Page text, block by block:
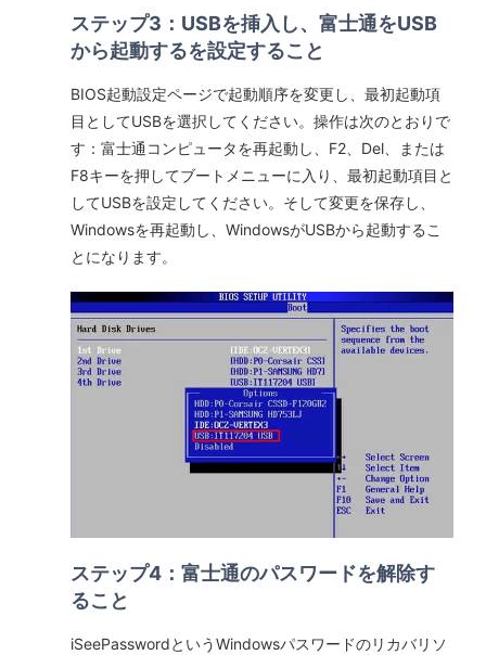
ステップ3：USBを挿入し、富士通をUSB
から起動するを設定すること
BIOS起動設定ページで起動順序を変更し、最初起動項
目としてUSBを選択してください。操作は次のとおりで
す：富士通コンピュータを再起動し、F2、Del、または
F8キーを押してブートメニューに入り、最初起動項目と
してUSBを設定してください。そして変更を保存し、
Windowsを再起動し、WindowsがUSBから起動するこ
とになります。
ステップ4：富士通のパスワードを解除す
ること
iSeePasswordというWindowsパスワードのリカバリソ